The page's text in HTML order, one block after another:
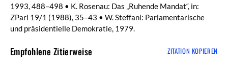
1993, 488–498 • K. Rosenau: Das „Ruhende Mandat“, in:
ZParl 19/1 (1988), 35–43 • W. Steffani: Parlamentarische
und präsidentielle Demokratie, 1979.
Empfohlene Zitierweise ZITATION KOPIEREN